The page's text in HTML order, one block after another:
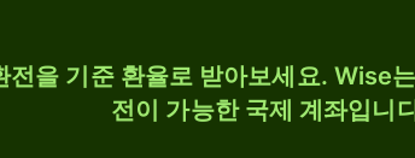
을 기준 환율로 받아보세요. Wise
전이 가능한 국제 계좌입니